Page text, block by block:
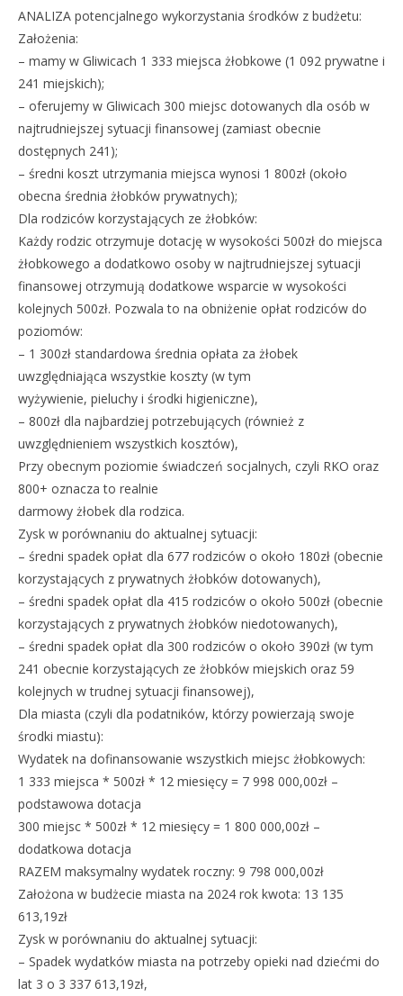
ANALIZA potencjalnego wykorzystania środków z budżetu:
Założenia:
– mamy w Gliwicach 1 333 miejsca żłobkowe (1 092 prywatne i
241 miejskich);
– oferujemy w Gliwicach 300 miejsc dotowanych dla osób w
najtrudniejszej sytuacji finansowej (zamiast obecnie
dostępnych 241);
– średni koszt utrzymania miejsca wynosi 1 800zł (około
obecna średnia żłobków prywatnych);
Dla rodziców korzystających ze żłobków:
Każdy rodzic otrzymuje dotację w wysokości 500zł do miejsca
żłobkowego a dodatkowo osoby w najtrudniejszej sytuacji
finansowej otrzymują dodatkowe wsparcie w wysokości
kolejnych 500zł. Pozwala to na obniżenie opłat rodziców do
poziomów:
– 1 300zł standardowa średnia opłata za żłobek
uwzględniająca wszystkie koszty (w tym
wyżywienie, pieluchy i środki higieniczne),
– 800zł dla najbardziej potrzebujących (również z
uwzględnieniem wszystkich kosztów),
Przy obecnym poziomie świadczeń socjalnych, czyli RKO oraz
800+ oznacza to realnie
darmowy żłobek dla rodzica.
Zysk w porównaniu do aktualnej sytuacji:
– średni spadek opłat dla 677 rodziców o około 180zł (obecnie
korzystających z prywatnych żłobków dotowanych),
– średni spadek opłat dla 415 rodziców o około 500zł (obecnie
korzystających z prywatnych żłobków niedotowanych),
– średni spadek opłat dla 300 rodziców o około 390zł (w tym
241 obecnie korzystających ze żłobków miejskich oraz 59
kolejnych w trudnej sytuacji finansowej),
Dla miasta (czyli dla podatników, którzy powierzają swoje
środki miastu):
Wydatek na dofinansowanie wszystkich miejsc żłobkowych:
1 333 miejsca * 500zł * 12 miesięcy = 7 998 000,00zł –
podstawowa dotacja
300 miejsc * 500zł * 12 miesięcy = 1 800 000,00zł –
dodatkowa dotacja
RAZEM maksymalny wydatek roczny: 9 798 000,00zł
Założona w budżecie miasta na 2024 rok kwota: 13 135
613,19zł
Zysk w porównaniu do aktualnej sytuacji:
– Spadek wydatków miasta na potrzeby opieki nad dziećmi do
lat 3 o 3 337 613,19zł,